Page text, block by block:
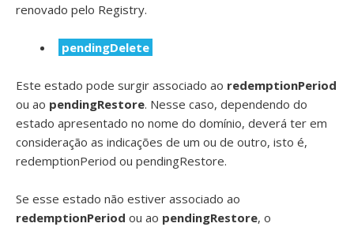
renovado pelo Registry.
pendingDelete
Este estado pode surgir associado ao redemptionPeriod
ou ao pendingRestore. Nesse caso, dependendo do
estado apresentado no nome do domínio, deverá ter em
consideração as indicações de um ou de outro, isto é,
redemptionPeriod ou pendingRestore.
Se esse estado não estiver associado ao
redemptionPeriod ou ao pendingRestore, o